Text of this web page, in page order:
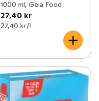
1000 ml, Geia Food
27,40 kr
27,40 kr /l